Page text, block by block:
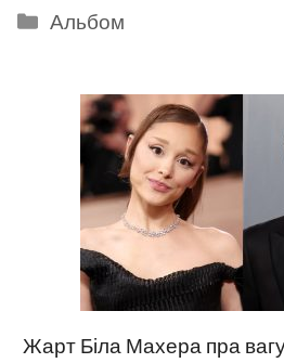
Categories
Альбом
Жарт Біла Махера пра